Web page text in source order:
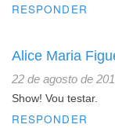
RESPONDER
Alice Maria
22 de agosto de
Show! Vou testar.
RESPONDER